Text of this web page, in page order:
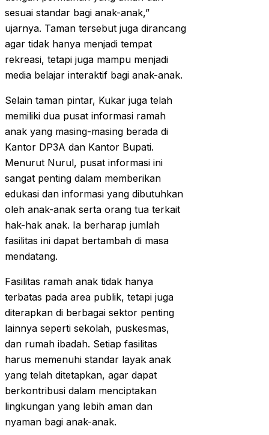
sesuai standar bagi anak-anak,”
ujarnya. Taman tersebut juga dirancang
agar tidak hanya menjadi tempat
rekreasi, tetapi juga mampu menjadi
media belajar interaktif bagi anak-anak.
Selain taman pintar, Kukar juga telah
memiliki dua pusat informasi ramah
anak yang masing-masing berada di
Kantor DP3A dan Kantor Bupati.
Menurut Nurul, pusat informasi ini
sangat penting dalam memberikan
edukasi dan informasi yang dibutuhkan
oleh anak-anak serta orang tua terkait
hak-hak anak. Ia berharap jumlah
fasilitas ini dapat bertambah di masa
mendatang.
Fasilitas ramah anak tidak hanya
terbatas pada area publik, tetapi juga
diterapkan di berbagai sektor penting
lainnya seperti sekolah, puskesmas,
dan rumah ibadah. Setiap fasilitas
harus memenuhi standar layak anak
yang telah ditetapkan, agar dapat
berkontribusi dalam menciptakan
lingkungan yang lebih aman dan
nyaman bagi anak-anak.